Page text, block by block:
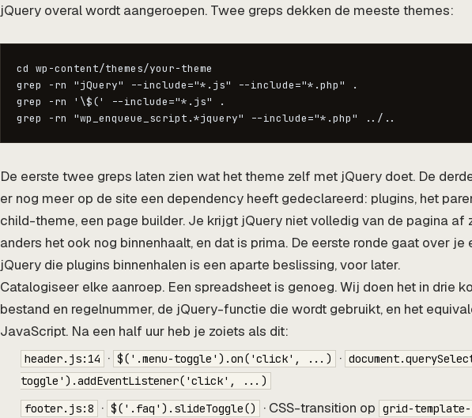
jQuery overal wordt aangeroepen. Twee greps dekken de meeste themes:
cd wp-content/themes/your-theme
grep -rn "jQuery" --include="*.js" --include="*.php" .
grep -rn '\$(' --include="*.js" .
De eerste twee greps laten zien wat het theme zelf met jQuery doet. De
er nog meer op de site een dependency heeft gedeclareerd: plugins, het
child-theme, een page builder. Je krijgt jQuery niet volledig van de pagina af
anders het ook nog binnenhaalt, en dat is prima. De eerste ronde gaat over je
jQuery die plugins binnenhalen is een aparte beslissing, voor later.
Catalogiseer elke aanroep. Een spreadsheet is genoeg. Wij doen het in drie
bestand en regelnummer, de jQuery-functie die wordt gebruikt, en het
JavaScript. Na een half uur heb je zoiets als dit:
header.js:14 · $('.menu-toggle').on('click', ...) ·
toggle').addEventListener('click', ...)
footer.js:8
· $('.faq').slideToggle() · CSS-transition op grid-template-